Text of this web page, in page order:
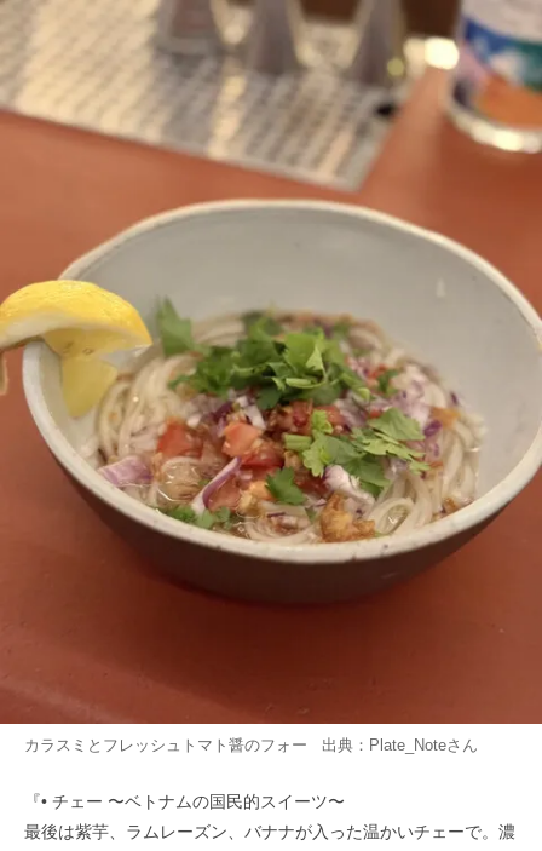
カラスミとフレッシュトマト醤のフォー 出典： Plate_Noteさん
『• チェー 〜ベトナムの国民的スイーツ〜
最後は紫芋、ラムレーズン、バナナが入った温かいチェーで。濃